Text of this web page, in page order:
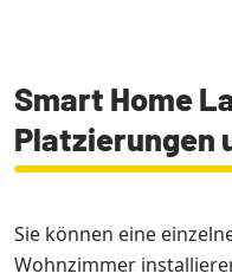
Smart Home
Platzierungen
Sie können eine
Wohnzimmer